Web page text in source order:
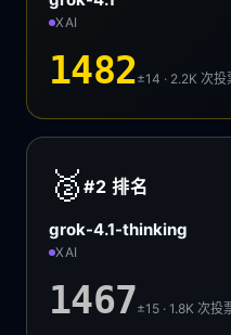
XAI
1482±14 · 2.2K次投
🥈 #2排名
grok-4.1-thinking
XAI
1467±15 · 1.8K次投